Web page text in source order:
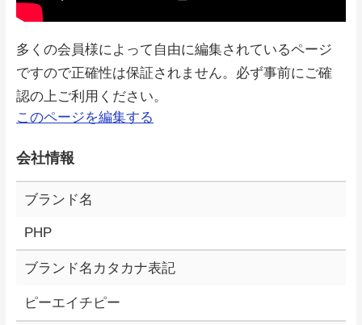
多くの会員様によって自由に編集されているページ
ですので正確性は保証されません。必ず事前にご確
認の上ご利用ください。
このページを編集する
会社情報
ブランド名
PHP
ブランド名カタカナ表記
ピーエイチピー